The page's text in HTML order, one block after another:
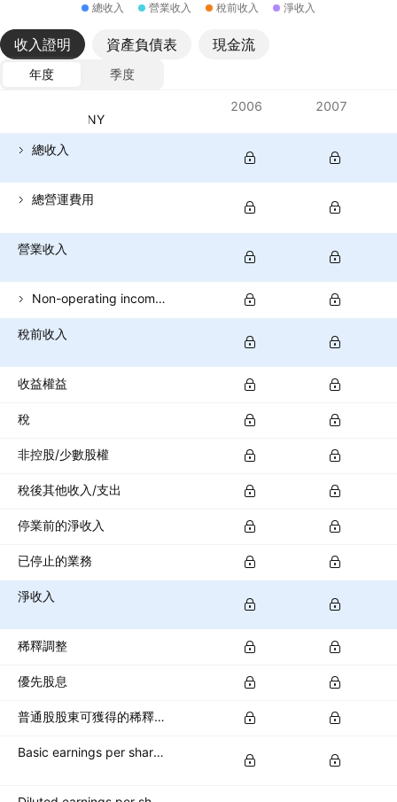
總收入
營業收入 稅前收入 淨收入
收入證明 資產負債表 現金流
年度
季度
貨幣：CNY
2006 2007
總收入
總營運費用
營業收入
Non-operating income (total)
稅前收入
收益權益
稅
非控股/少數股權
稅後其他收入/支出
停業前的淨收入
已停止的業務
淨收入
稀釋調整
優先股息
普通股股東可獲得的稀釋淨收入
Basic earnings per share (basic EPS)